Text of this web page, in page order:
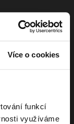
Více o cookies
funkcí
využíváme